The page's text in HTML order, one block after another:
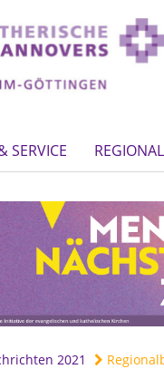
SERVICE
2021